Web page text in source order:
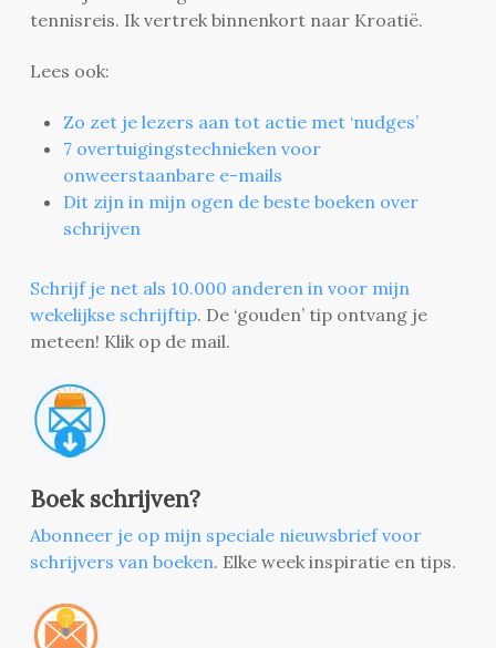
tennisreis. Ik vertrek binnenkort naar Kroatië.
Lees ook:
Zo zet je lezers aan tot actie met ‘nudges’
7 overtuigingstechnieken voor
onweerstaanbare e-mails
Dit zijn in mijn ogen de beste boeken over
schrijven
Schrijf je net als 10.000 anderen in voor mijn
wekelijkse schrijftip. De ‘gouden’ tip ontvang je
meteen! Klik op de mail.
Boek schrijven?
Abonneer je op mijn speciale nieuwsbrief voor
schrijvers van boeken. Elke week inspiratie en tips.